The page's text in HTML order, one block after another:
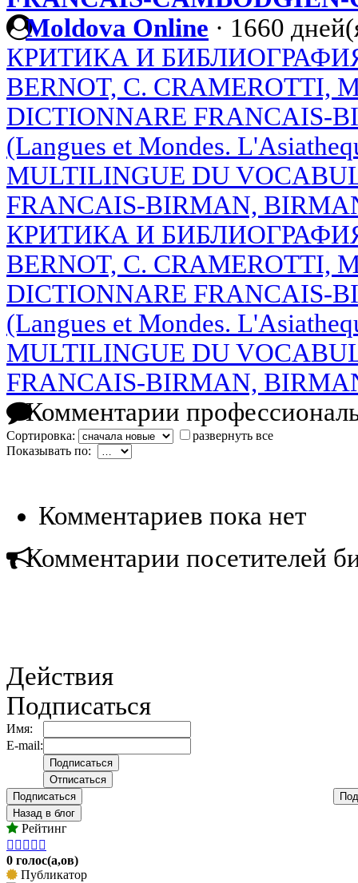
Moldova Online · 1660
КРИТИКА И
BERNOT, С. CRAMEROTTI,
DICTIONNARE FRANCAIS-
(Langues et Mondes.
MULTILINGUE DU
FRANCAIS-BIRMAN,
КРИТИКА И
BERNOT, С. CRAMEROTTI,
DICTIONNARE FRANCAIS-
(Langues et Mondes.
MULTILINGUE DU
FRANCAIS-BIRMAN,
Комментарии
Сортировка:
развернуть все
Показывать по:
Комментариев пока нет
Комментарии посетителей
Действия
Подписаться
Имя:
E-mail:
Подписаться
Назад в блог
Рейтинг
    
0 голос(а,ов)
Публикатор